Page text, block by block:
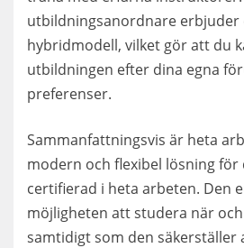
utbildningsanordnare erbjuder
hybridmodell, vilket gör att du
utbildningen efter dina egna
preferenser.
Sammanfattningsvis är heta
modern och flexibel lösning för
certifierad i heta arbeten. Den
möjligheten att studera när
samtidigt som den säkerställer